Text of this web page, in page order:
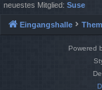
neuestes Mitglied: Suse
Eingangshalle
Powered